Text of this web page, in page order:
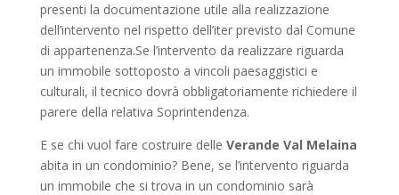
presenti la documentazione utile alla realizzazione
dell’intervento nel rispetto dell’iter previsto dal Comune
di appartenenza.Se l’intervento da realizzare riguarda
un immobile sottoposto a vincoli paesaggistici e
culturali, il tecnico dovrà obbligatoriamente richiedere il
parere della relativa Soprintendenza.
E se chi vuol fare costruire delle Verande Val Melaina
abita in un condominio? Bene, se l’intervento riguarda
un immobile che si trova in un condominio sarà